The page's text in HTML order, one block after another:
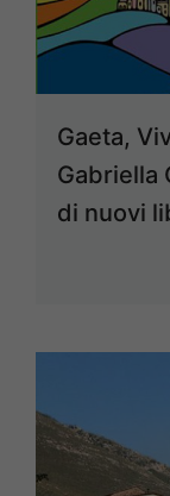
Gaeta,
Gabriella
di nuovi